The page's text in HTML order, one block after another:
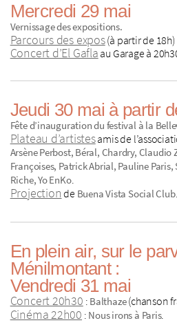
Mercredi 29 mai
Vernissage des expositions.
Parcours des expos(à partir de 18h)
Concert d’El Gafla au Garage à
Jeudi 30 mai à partir
Fête d’inauguration du festival à la
Plateau d’artistesamis de
Arsène Perbost, Béral, Chardry, Claudio
Françoises, Patrick Abrial, Pauline
Riche, Yo EnKo.
Projection de Buena Vista Social Club.
En plein air, sur le
Ménilmontant :
Vendredi 31 mai
Concert 20h30 : Balthaze(chanson
Cinéma 22h00 : Nous irons à Paris.